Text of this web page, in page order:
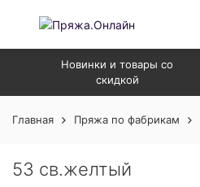
Новинки и товары со
скидкой
Главная Пряжа по фабрикам
53 св.желтый